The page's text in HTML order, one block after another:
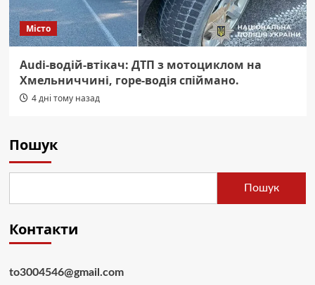
Місто
Audi-водій-втікач: ДТП з мотоциклом на
Хмельниччині, горе-водія спіймано.
4 дні тому назад
Пошук
Пошук
Контакти
to3004546@gmail.com